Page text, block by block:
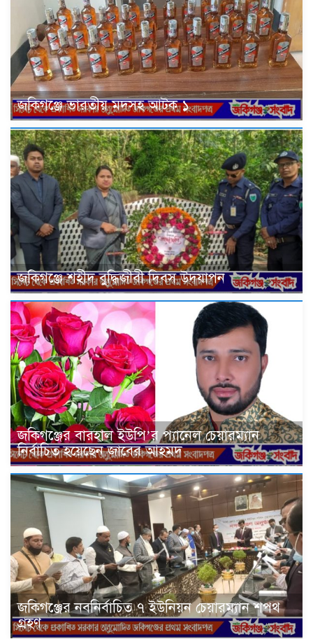
জকিগঞ্জে ভারতীয় মদসহ আটক ১
জকিগঞ্জে শহীদ বুদ্ধিজীবী দিবস উদযাপন
জকিগঞ্জের বারহাল ইউপি’র প‍্যানেল চেয়ারম্যান
নির্বাচিত হয়েছেন জাবের আহমদ
জকিগঞ্জের নবনির্বাচিত ৭ ইউনিয়ন চেয়ারম্যান শপথ
গ্রহণ